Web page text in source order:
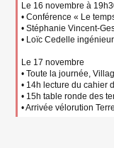
Le 16 novembre à
• Conférence « Le
• Stéphanie Vincent-
• Loïc Cedelle
Le 17 novembre
• Toute la journée,
• 14h lecture du cahier
• 15h table ronde des
• Arrivée vélorution